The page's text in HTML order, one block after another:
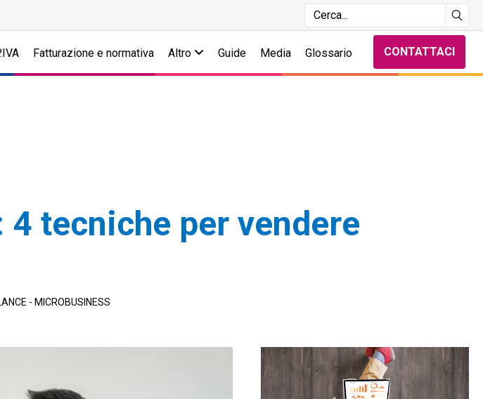
Fatturazione e normativa Altro Guide Media Glossario CONTATTACI
tecniche per vendere
- MICROBUSINESS